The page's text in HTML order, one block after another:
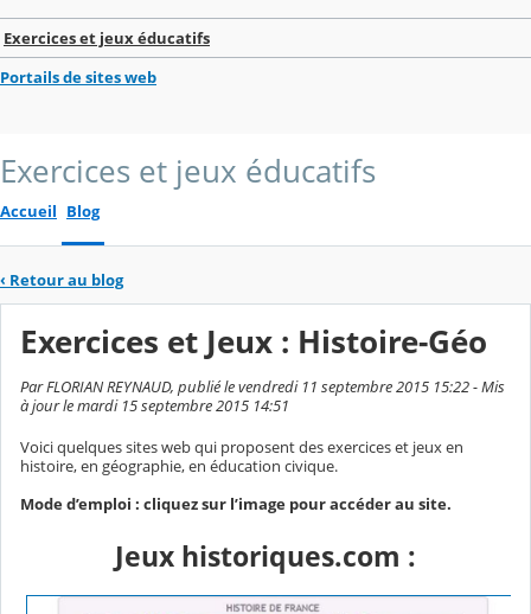
Exercices et jeux éducatifs
Portails de sites web
Exercices et jeux éducatifs
Accueil Blog
‹ Retour au blog
Exercices et Jeux : Histoire-Géo
Par FLORIAN REYNAUD, publié le vendredi 11 septembre 2015 15:22 - Mis
à jour le mardi 15 septembre 2015 14:51
Voici quelques sites web qui proposent des exercices et jeux en
histoire, en géographie, en éducation civique.
Mode d’emploi : cliquez sur l’image pour accéder au site.
Jeux historiques.com :